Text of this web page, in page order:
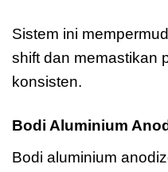
Sistem ini
shift dan memastikan
konsisten.
Bodi Aluminium
Bodi aluminium